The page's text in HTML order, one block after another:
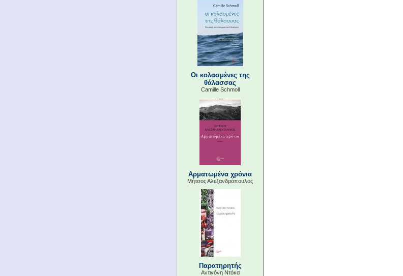
Οι κολασμένες της
θάλασσας
Camille Schmoll
Αρματωμένα χρόνια
Μήτσος Αλεξανδρόπουλος
Παρατηρητής
Αντιγόνη Ντόκα